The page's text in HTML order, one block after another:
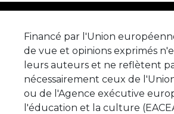
Financé par l'Union
de vue et opinions exprimés
leurs auteurs et ne reflètent
nécessairement ceux de
ou de l'Agence exécutive
l'éducation et la culture